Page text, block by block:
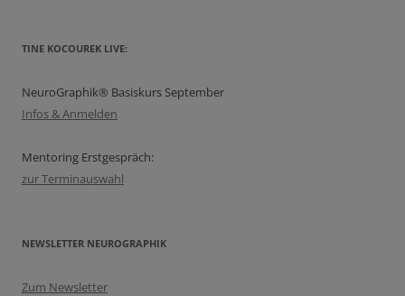
TINE KOCOUREK LIVE:
NeuroGraphik® Basiskurs September
Infos & Anmelden
Mentoring Erstgespräch:
zur Terminauswahl
NEWSLETTER NEUROGRAPHIK
Zum Newsletter